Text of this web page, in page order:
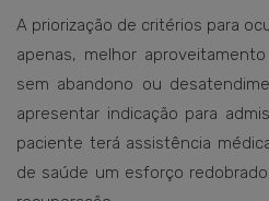
A priorização de critérios para
apenas, melhor
sem abandono ou
apresentar indicação para
paciente terá assistência
de saúde um esforço